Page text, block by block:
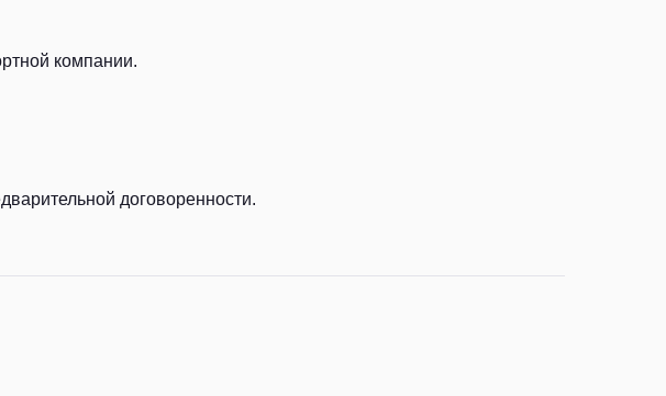
компании.
договоренности.